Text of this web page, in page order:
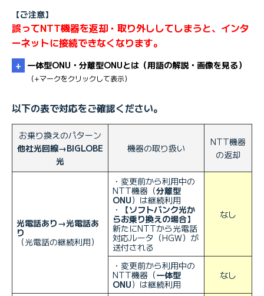
【ご注意】
誤ってNTT機器を返却・取り外ししてしまうと、インタ
ーネットに接続できなくなります。
一体型ONU・分離型ONUとは（用語の解説・画像を見る）
（+マークをクリックして表示）
以下の表で対応をご確認ください。
お乗り換えのパターン
他社光回線→BIGLOBE
光
機器の取り扱い
NTT機器
の返却
光電話あり→光電話あ
り
（光電話の継続利用）
・変更前から利用中の
NTT機器（分離型
ONU）は継続利用
・
【ソフトバンク光か
らお乗り換えの場合】
新たにNTTから光電話
対応ルータ（HGW）が
送付される
なし
・変更前から利用中の
NTT機器（一体型
ONU）は継続利用
なし